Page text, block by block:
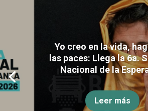
Yo creo en la vida,
las paces: Llega la 6a.
Nacional de la
Leer más